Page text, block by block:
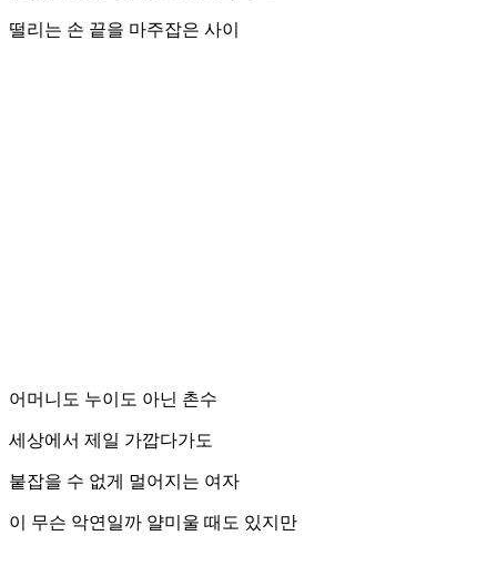
떨리는 손 끝을 마주잡은 사이
어머니도 누이도 아닌 촌수
세상에서 제일 가깝다가도
붙잡을 수 없게 멀어지는 여자
이 무슨 악연일까 얄미울 때도 있지만